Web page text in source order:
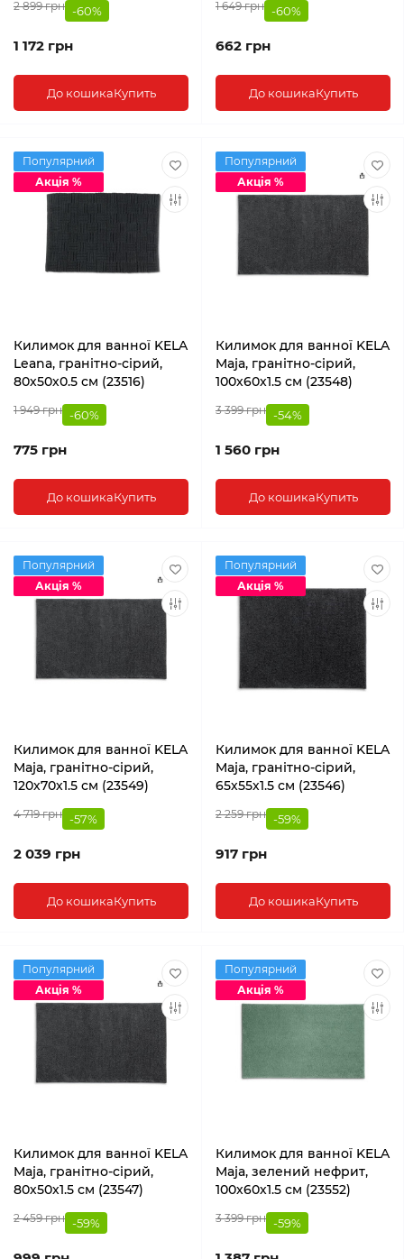
2 899 грн -60%
1 172 грн
До кошикаКупить
1 649 грн -60%
662 грн
До кошикаКупить
Популярний
Акція %
Килимок для ванної KELA
Leana, гранітно-сірий,
80х50х0.5 см (23516)
1 949 грн -60%
775 грн
До кошикаКупить
Популярний
Акція %
Килимок для ванної KELA
Maja, гранітно-сірий,
100х60х1.5 см (23548)
3 399 грн -54%
1 560 грн
До кошикаКупить
Популярний
Акція %
Килимок для ванної KELA
Maja, гранітно-сірий,
120х70х1.5 см (23549)
4 719 грн -57%
2 039 грн
До кошикаКупить
Популярний
Акція %
Килимок для ванної KELA
Maja, гранітно-сірий,
65х55х1.5 см (23546)
2 259 грн -59%
917 грн
До кошикаКупить
Популярний
Акція %
Килимок для ванної KELA
Maja, гранітно-сірий,
80х50х1.5 см (23547)
2 459 грн -59%
Популярний
Акція %
Килимок для ванної KELA
Maja, зелений нефрит,
100х60х1.5 см (23552)
3 399 грн -59%